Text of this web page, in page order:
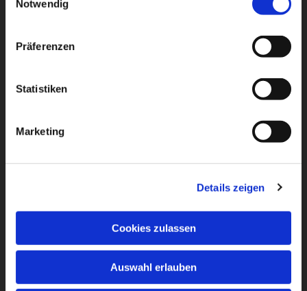
Notwendig
Präferenzen
Statistiken
Marketing
Details zeigen
Cookies zulassen
Auswahl erlauben